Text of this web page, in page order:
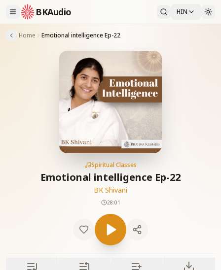
BKAudio HIN
Home Emotional intelligence Ep-22
Spiritual Classes
Emotional intelligence Ep-22
BK Shivani
28:01